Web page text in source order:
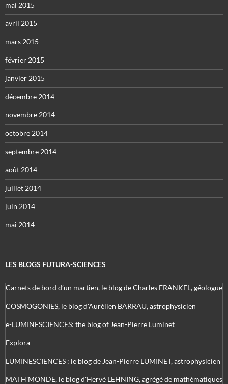
mai 2015
avril 2015
mars 2015
février 2015
janvier 2015
décembre 2014
novembre 2014
octobre 2014
septembre 2014
août 2014
juillet 2014
juin 2014
mai 2014
LES BLOGS FUTURA-SCIENCES
Carnets de bord d’un martien, le blog de Charles FRANKEL, géologue
COSMOGONIES, le blog d'Aurélien BARRAU, astrophysicien
e-LUMINESCIENCES: the blog of Jean-Pierre Luminet
Explora
LUMINESCIENCES : le blog de Jean-Pierre LUMINET, astrophysicien
MATH'MONDE, le blog d'Hervé LEHNING, agrégé de mathématiques